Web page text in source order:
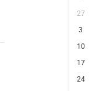
27
3
10
17
24